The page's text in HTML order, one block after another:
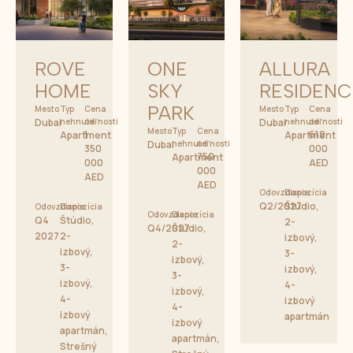
ROVE
HOME
Mesto
Dubai
Typ
nehnuteľnosti
Apartment
Cena
od
1
350
000
AED
Odovzdanie
Q4
2027
Dispozícia
Štúdio,
2-
izbový,
3-
izbový,
4-
izbový
apartmán,
Strešný
ONE
SKY
PARK
Mesto
Dubai
Typ
nehnuteľnosti
Apartment
Cena
od
750
000
AED
Odovzdanie
Q4/2027
Dispozícia
Štúdio,
2-
izbový,
3-
izbový,
4-
izbový
apartmán,
ALLURA
Mesto
Dubai
Typ
nehnuteľnosti
Apartment
Cena
od
619
000
AED
Odovzdanie
Q2/2027
Dispozícia
Štúdio,
2-
izbový,
3-
izbový,
4-
izbový
apartmán